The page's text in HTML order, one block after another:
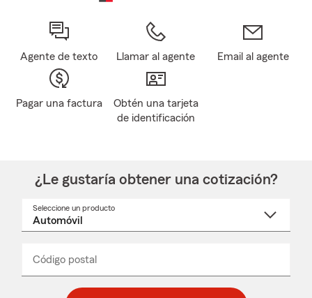
Agente de texto Llamar al agente Email al agente
Pagar una factura
Obtén una tarjeta
de identificación
¿Le gustaría obtener una cotización?
Seleccione un producto
desplegable
Código postal
_____